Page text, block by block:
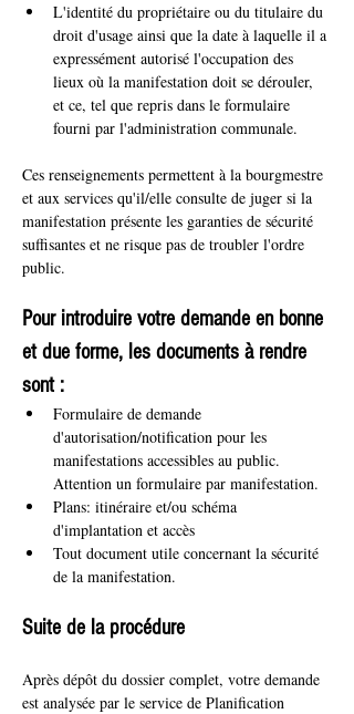
L'identité du propriétaire ou du titulaire du
droit d'usage ainsi que la date à laquelle il a
expressément autorisé l'occupation des
lieux où la manifestation doit se dérouler,
et ce, tel que repris dans le formulaire
fourni par l'administration communale.
Ces renseignements permettent à la bourgmestre
et aux services qu'il/elle consulte de juger si la
manifestation présente les garanties de sécurité
suffisantes et ne risque pas de troubler l'ordre
public.
Pour introduire votre demande en bonne
et due forme, les documents à rendre
sont :
Formulaire de demande
d'autorisation/notification pour les
manifestations accessibles au public.
Attention un formulaire par manifestation.
Plans: itinéraire et/ou schéma
d'implantation et accès
Tout document utile concernant la sécurité
de la manifestation.
Suite de la procédure
Après dépôt du dossier complet, votre demande
est analysée par le service de Planification